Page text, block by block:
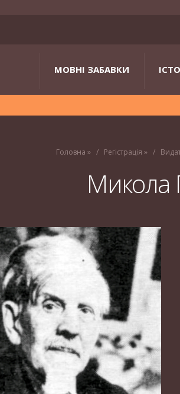
МОВНІ ЗАБАВКИ
Головна » Регістрація »
Микола